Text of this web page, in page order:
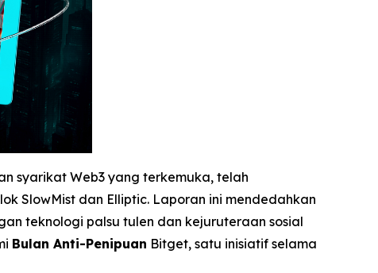
syarikat Web3 yang terkemuka, telah
SlowMist dan Elliptic. Laporan ini mendedahkan
teknologi palsu tulen dan kejuruteraan sosial
Bulan Anti-Penipuan Bitget, satu inisiatif selama